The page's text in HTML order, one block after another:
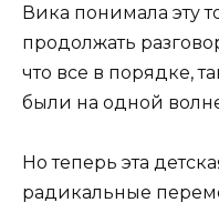
Вика понимала эту
продолжать
что все в порядке,
были на одной
Но теперь эта
радикальные